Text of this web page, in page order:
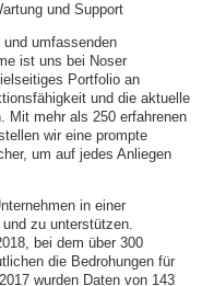
und Support
und umfassenden
ist uns bei Noser
Portfolio an
und die aktuelle
Mit mehr als 250 erfahrenen
wir eine prompte
um auf jedes Anliegen
in einer
zu unterstützen.
bei dem über 300
die Bedrohungen für
wurden Daten von 143